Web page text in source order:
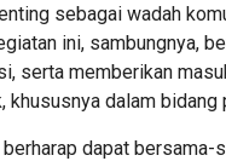
sebagai wadah
ini, sambungnya,
serta memberikan
khususnya dalam bidang
dapat